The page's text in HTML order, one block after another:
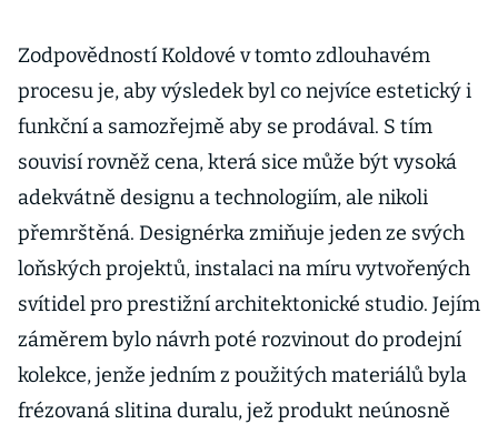
Zodpovědností Koldové v tomto zdlouhavém
procesu je, aby výsledek byl co nejvíce estetický i
funkční a samozřejmě aby se prodával. S tím
souvisí rovněž cena, která sice může být vysoká
adekvátně designu a technologiím, ale nikoli
přemrštěná. Designérka zmiňuje jeden ze svých
loňských projektů, instalaci na míru vytvořených
svítidel pro prestižní architektonické studio. Jejím
záměrem bylo návrh poté rozvinout do prodejní
kolekce, jenže jedním z použitých materiálů byla
frézovaná slitina duralu, jež produkt neúnosně